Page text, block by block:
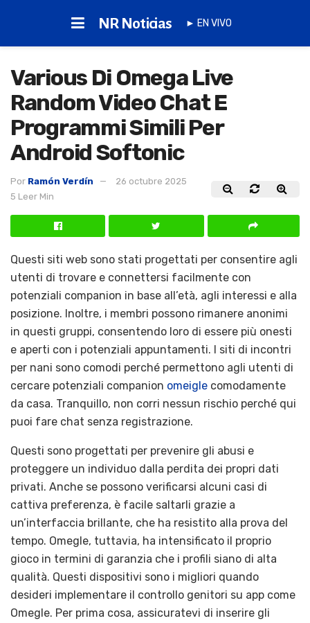
NR Noticias ► EN VIVO
Various Di Omega Live
Random Video Chat E
Programmi Simili Per
Android Softonic
Por Ramón Verdín
26 octubre 2025
5 Leer Min
Questi siti web sono stati progettati per consentire agli
utenti di trovare e connettersi facilmente con
potenziali companion in base all’età, agli interessi e alla
posizione. Inoltre, i membri possono rimanere anonimi
in questi gruppi, consentendo loro di essere più onesti
e aperti con i potenziali appuntamenti. I siti di incontri
per nani sono comodi perché permettono agli utenti di
cercare potenziali companion omeigle comodamente
da casa. Tranquillo, non corri nessun rischio perché qui
puoi fare chat senza registrazione.
Questi sono progettati per prevenire gli abusi e
proteggere un individuo dalla perdita dei propri dati
privati. Anche se possono verificarsi alcuni casi di
cattiva preferenza, è facile saltarli grazie a
un’interfaccia brillante, che ha resistito alla prova del
tempo. Omegle, tuttavia, ha intensificato il proprio
gioco in termini di garanzia che i profili siano di alta
qualità. Questi dispositivi sono i migliori quando
desideri implementare il controllo genitori su app come
Omegle. Per prima cosa, assicuratevi di inserire gli